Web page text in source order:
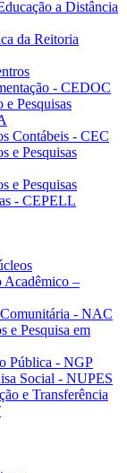
a Distância
da Reitoria
- CEDOC
e Pesquisas
Contábeis - CEC
e Pesquisas
e Pesquisas
- CEPELL
Acadêmico –
- NAC
e Pesquisa em
Pública - NGP
Social - NUPES
e Transferência